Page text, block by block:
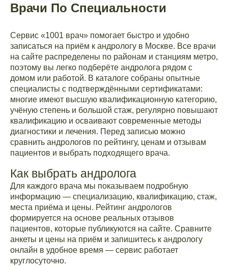
Врачи По Специальности
Сервис «1001 врач» помогает быстро и удобно
записаться на приём к андрологу в Москве. Все врачи
на сайте распределены по районам и станциям метро,
поэтому вы легко подберёте андролога рядом с
домом или работой. В каталоге собраны опытные
специалисты с подтверждёнными сертификатами:
многие имеют высшую квалификационную категорию,
учёную степень и большой стаж, регулярно повышают
квалификацию и осваивают современные методы
диагностики и лечения. Перед записью можно
сравнить андрологов по рейтингу, ценам и отзывам
пациентов и выбрать подходящего врача.
Как выбрать андролога
Для каждого врача мы показываем подробную
информацию — специализацию, квалификацию, стаж,
места приёма и цены. Рейтинг андрологов
формируется на основе реальных отзывов
пациентов, которые публикуются на сайте. Сравните
анкеты и цены на приём и запишитесь к андрологу
онлайн в удобное время — сервис работает
круглосуточно.